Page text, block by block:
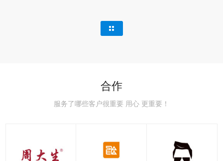
合作
服务了哪些客户很重要 用心 更重要！